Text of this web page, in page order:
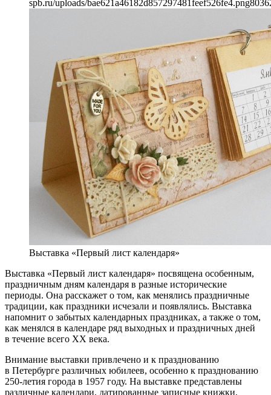
spb.ru/uploads/bae621a46182d857297481feef526fe4.png803
Выставка «Первый лист календаря»
Выставка «Первый лист календаря» посвящена особенным,
праздничным дням календаря в разные исторические
периоды. Она расскажет о том, как менялись праздничные
традиции, как праздники исчезали и появлялись. Выставка
напомнит о забытых календарных праздниках, а также о том,
как менялся в календаре ряд выходных и праздничных дней
в течение всего XX века.
Внимание выставки привлечено и к празднованию
в Петербурге различных юбилеев, особенно к празднованию
250-летия города в 1957 году. На выставке представлены
различные календари, датированные записные книжки,